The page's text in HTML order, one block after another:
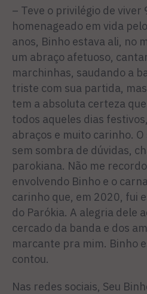
– Teve o privilégio de viver
homenageado em vida
anos, Binho estava ali, no
um abraço afetuoso,
marchinhas, saudando a
triste com sua partida,
tem a absoluta certeza
todos aqueles dias
abraços e muito carinho. O
sem sombra de dúvidas,
parokiana. Não me
envolvendo Binho e o
carinho que, em 2020, fui
do Parókia. A alegria dele
cercado da banda e dos
marcante pra mim. Binho
contou.
Nas redes sociais, Seu